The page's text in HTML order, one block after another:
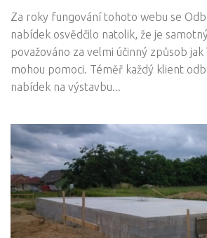
Za roky fungování tohoto webu se
nabídek osvědčilo natolik, že je
považováno za velmi účinný způsob
mohou pomoci. Téměř každý klient
nabídek na výstavbu...